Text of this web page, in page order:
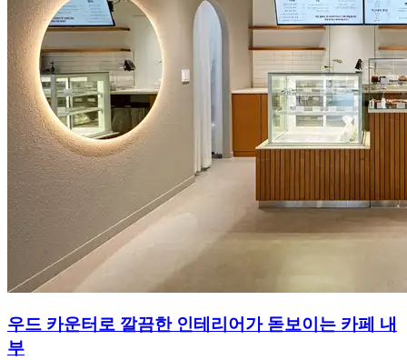
우드 카운터로 깔끔한 인테리어가 돋보이는 카페 내
부